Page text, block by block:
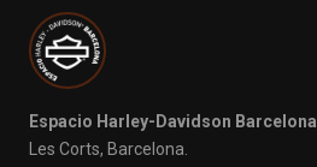
Espacio Harley-Davidson Barcelona
Les Corts, Barcelona.